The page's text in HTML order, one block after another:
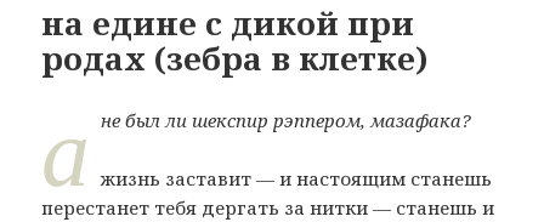
на едине с дикой при
родах (зебра в клетке)
а не был ли шекспир рэппером, мазафака?
жизнь заставит — и настоящим станешь
перестанет тебя дергать за нитки — станешь и